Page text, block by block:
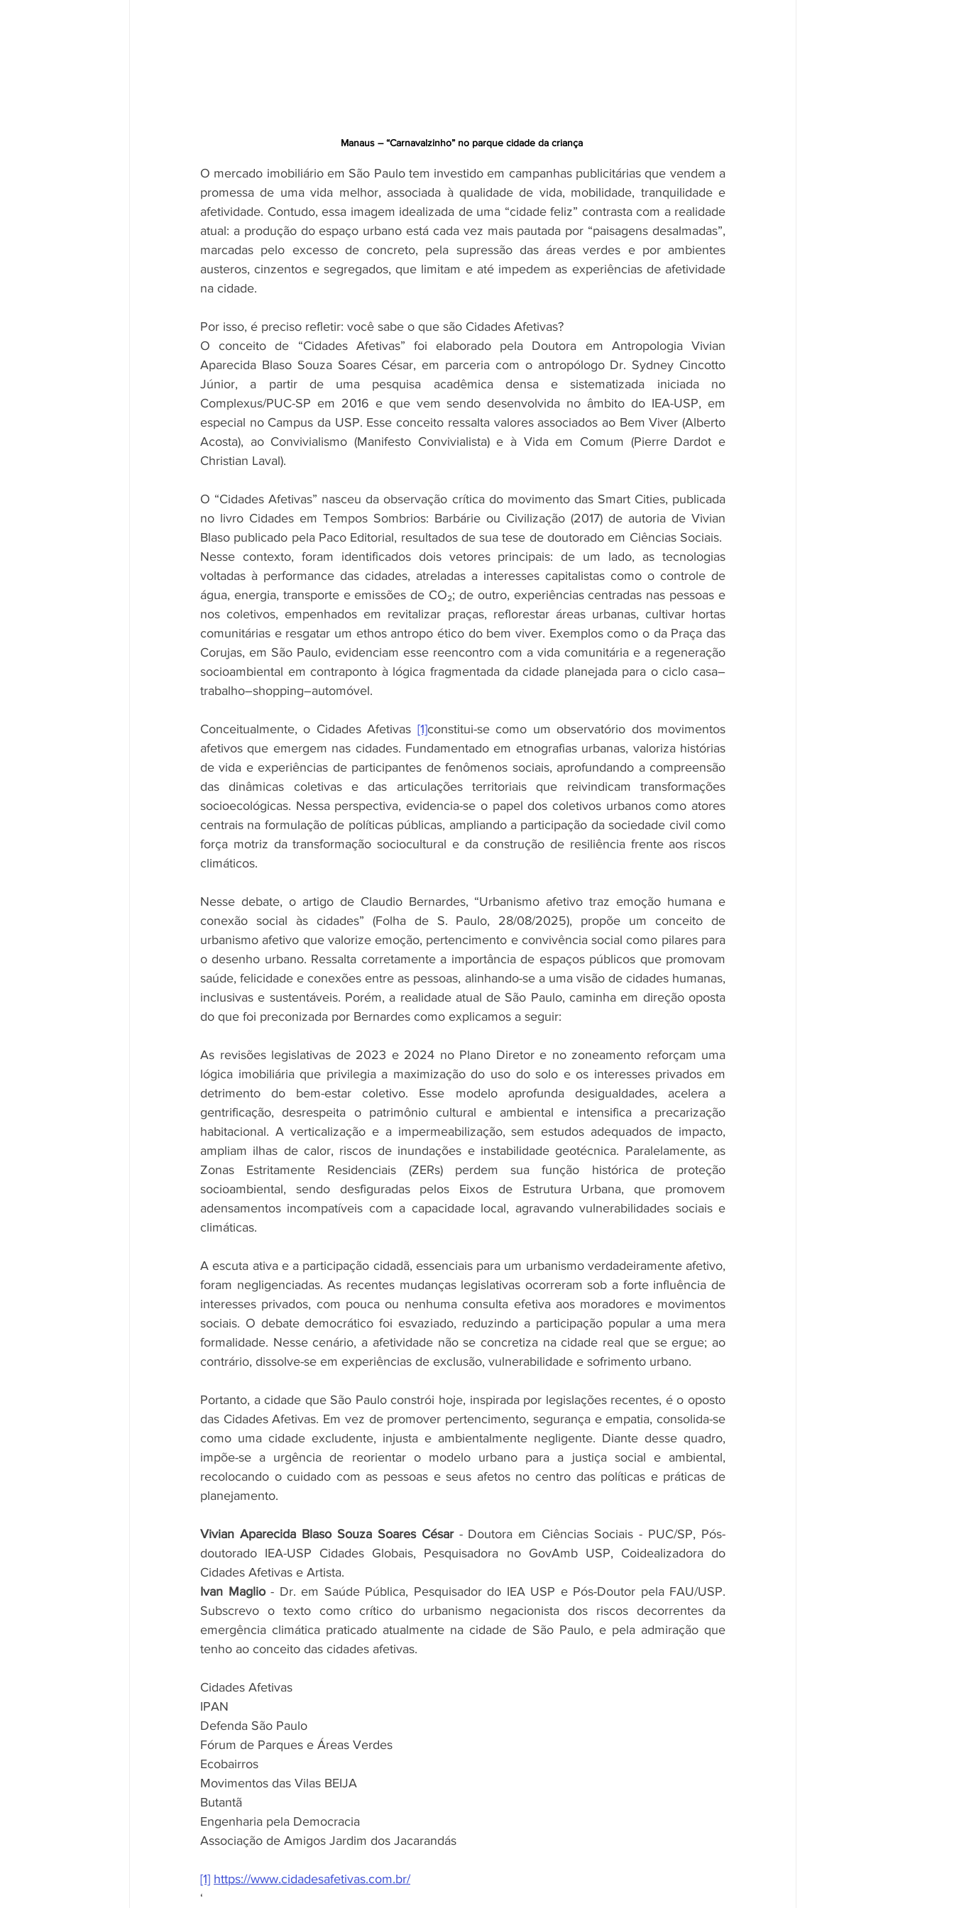
Manaus – “Carnavalzinho” no parque cidade da criança
O mercado imobiliário em São Paulo tem investido em campanhas publicitárias que vendem a
promessa de uma vida melhor, associada à qualidade de vida, mobilidade, tranquilidade e
afetividade. Contudo, essa imagem idealizada de uma “cidade feliz” contrasta com a realidade
atual: a produção do espaço urbano está cada vez mais pautada por “paisagens desalmadas”,
marcadas pelo excesso de concreto, pela supressão das áreas verdes e por ambientes
austeros, cinzentos e segregados, que limitam e até impedem as experiências de afetividade
na cidade.
Por isso, é preciso refletir: você sabe o que são Cidades Afetivas?
O conceito de “Cidades Afetivas” foi elaborado pela Doutora em Antropologia Vivian
Aparecida Blaso Souza Soares César, em parceria com o antropólogo Dr. Sydney Cincotto
Júnior, a partir de uma pesquisa acadêmica densa e sistematizada iniciada no
Complexus/PUC-SP em 2016 e que vem sendo desenvolvida no âmbito do IEA-USP, em
especial no Campus da USP. Esse conceito ressalta valores associados ao Bem Viver (Alberto
Acosta), ao Convivialismo (Manifesto Convivialista) e à Vida em Comum (Pierre Dardot e
Christian Laval).
O “Cidades Afetivas” nasceu da observação crítica do movimento das Smart Cities, publicada
no livro Cidades em Tempos Sombrios: Barbárie ou Civilização (2017) de autoria de Vivian
Blaso publicado pela Paco Editorial, resultados de sua tese de doutorado em Ciências Sociais.
Nesse contexto, foram identificados dois vetores principais: de um lado, as tecnologias
voltadas à performance das cidades, atreladas a interesses capitalistas como o controle de
água, energia, transporte e emissões de CO₂; de outro, experiências centradas nas pessoas e
nos coletivos, empenhados em revitalizar praças, reflorestar áreas urbanas, cultivar hortas
comunitárias e resgatar um ethos antropo ético do bem viver. Exemplos como o da Praça das
Corujas, em São Paulo, evidenciam esse reencontro com a vida comunitária e a regeneração
socioambiental em contraponto à lógica fragmentada da cidade planejada para o ciclo casa–
trabalho–shopping–automóvel.
Conceitualmente, o Cidades Afetivas [1]constitui-se como um observatório dos movimentos
afetivos que emergem nas cidades. Fundamentado em etnografias urbanas, valoriza histórias
de vida e experiências de participantes de fenômenos sociais, aprofundando a compreensão
das dinâmicas coletivas e das articulações territoriais que reivindicam transformações
socioecológicas. Nessa perspectiva, evidencia-se o papel dos coletivos urbanos como atores
centrais na formulação de políticas públicas, ampliando a participação da sociedade civil como
força motriz da transformação sociocultural e da construção de resiliência frente aos riscos
climáticos.
Nesse debate, o artigo de Claudio Bernardes, “Urbanismo afetivo traz emoção humana e
conexão social às cidades” (Folha de S. Paulo, 28/08/2025), propõe um conceito de
urbanismo afetivo que valorize emoção, pertencimento e convivência social como pilares para
o desenho urbano. Ressalta corretamente a importância de espaços públicos que promovam
saúde, felicidade e conexões entre as pessoas, alinhando-se a uma visão de cidades humanas,
inclusivas e sustentáveis. Porém, a realidade atual de São Paulo, caminha em direção oposta
do que foi preconizada por Bernardes como explicamos a seguir:
As revisões legislativas de 2023 e 2024 no Plano Diretor e no zoneamento reforçam uma
lógica imobiliária que privilegia a maximização do uso do solo e os interesses privados em
detrimento do bem-estar coletivo. Esse modelo aprofunda desigualdades, acelera a
gentrificação, desrespeita o patrimônio cultural e ambiental e intensifica a precarização
habitacional. A verticalização e a impermeabilização, sem estudos adequados de impacto,
ampliam ilhas de calor, riscos de inundações e instabilidade geotécnica. Paralelamente, as
Zonas Estritamente Residenciais (ZERs) perdem sua função histórica de proteção
socioambiental, sendo desfiguradas pelos Eixos de Estrutura Urbana, que promovem
adensamentos incompatíveis com a capacidade local, agravando vulnerabilidades sociais e
climáticas.
A escuta ativa e a participação cidadã, essenciais para um urbanismo verdadeiramente afetivo,
foram negligenciadas. As recentes mudanças legislativas ocorreram sob a forte influência de
interesses privados, com pouca ou nenhuma consulta efetiva aos moradores e movimentos
sociais. O debate democrático foi esvaziado, reduzindo a participação popular a uma mera
formalidade. Nesse cenário, a afetividade não se concretiza na cidade real que se ergue; ao
contrário, dissolve-se em experiências de exclusão, vulnerabilidade e sofrimento urbano.
Portanto, a cidade que São Paulo constrói hoje, inspirada por legislações recentes, é o oposto
das Cidades Afetivas. Em vez de promover pertencimento, segurança e empatia, consolida-se
como uma cidade excludente, injusta e ambientalmente negligente. Diante desse quadro,
impõe-se a urgência de reorientar o modelo urbano para a justiça social e ambiental,
recolocando o cuidado com as pessoas e seus afetos no centro das políticas e práticas de
planejamento.
Vivian Aparecida Blaso Souza Soares César - Doutora em Ciências Sociais - PUC/SP, Pós-
doutorado IEA-USP Cidades Globais, Pesquisadora no GovAmb USP, Coidealizadora do
Cidades Afetivas e Artista.
Ivan Maglio - Dr. em Saúde Pública, Pesquisador do IEA USP e Pós-Doutor pela FAU/USP.
Subscrevo o texto como crítico do urbanismo negacionista dos riscos decorrentes da
emergência climática praticado atualmente na cidade de São Paulo, e pela admiração que
tenho ao conceito das cidades afetivas.
Cidades Afetivas
IPAN
Defenda São Paulo
Fórum de Parques e Áreas Verdes
Ecobairros
Movimentos das Vilas BEIJA
Butantã
Engenharia pela Democracia
Associação de Amigos Jardim dos Jacarandás
[1] https://www.cidadesafetivas.com.br/
‘